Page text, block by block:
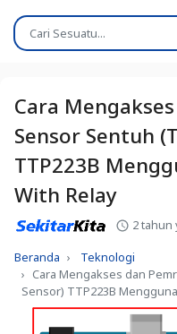
Cara
Sensor Sentuh
TTP223B
With Relay
2 tahun
Beranda
Teknologi
Cara Mengakses dan
Sensor) TTP223B